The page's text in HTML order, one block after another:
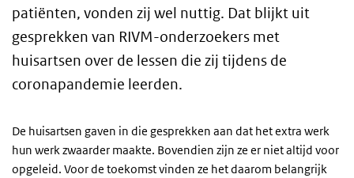
patiënten, vonden zij wel nuttig. Dat blijkt uit
gesprekken van RIVM-onderzoekers met
huisartsen over de lessen die zij tijdens de
coronapandemie leerden.
De huisartsen gaven in die gesprekken aan dat het extra werk
hun werk zwaarder maakte. Bovendien zijn ze er niet altijd voor
opgeleid. Voor de toekomst vinden ze het daarom belangrijk